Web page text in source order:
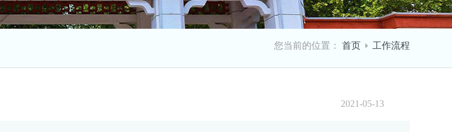
您当前的位置： 首页 工作流程
2021-05-13